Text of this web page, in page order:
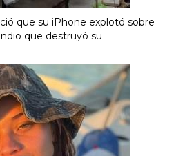
que su iPhone explotó sobre
que destruyó su